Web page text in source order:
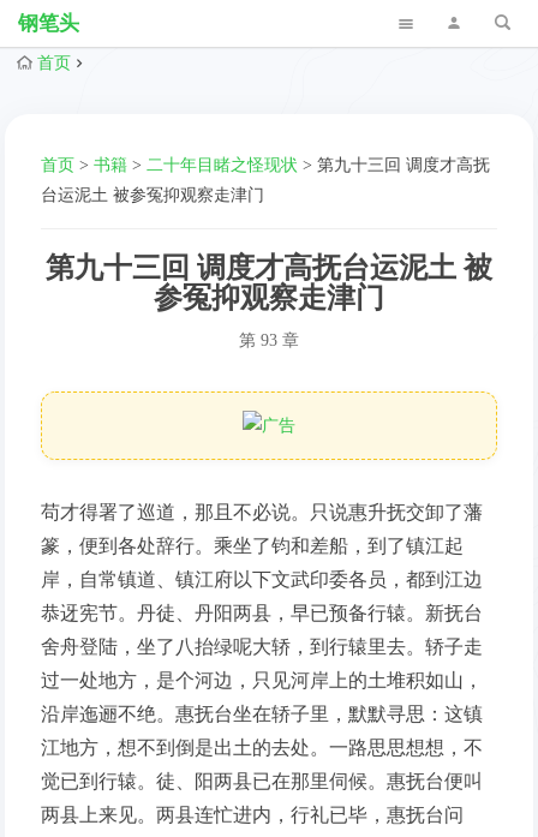
钢笔头
首页
首页 >书籍 >二十年目睹之怪现状 >第九十三回 调度才高抚
台运泥土 被参冤抑观察走津门
第九十三回 调度才高抚台运泥土 被
参冤抑观察走津门
第 93 章
苟才得署了巡道，那且不必说。只说惠升抚交卸了藩
篆，便到各处辞行。乘坐了钧和差船，到了镇江起
岸，自常镇道、镇江府以下文武印委各员，都到江边
恭迓宪节。丹徒、丹阳两县，早已预备行辕。新抚台
舍舟登陆，坐了八抬绿呢大轿，到行辕里去。轿子走
过一处地方，是个河边，只见河岸上的土堆积如山，
沿岸迤逦不绝。惠抚台坐在轿子里，默默寻思：这镇
江地方，想不到倒是出土的去处。一路思思想想，不
觉已到行辕。徒、阳两县已在那里伺候。惠抚台便叫
两县上来见。两县连忙进内，行礼已毕，惠抚台问